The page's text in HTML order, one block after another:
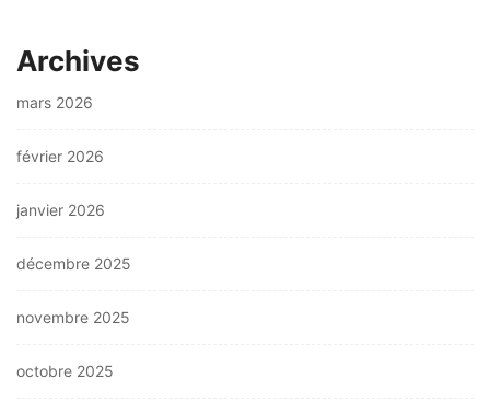
Archives
mars 2026
février 2026
janvier 2026
décembre 2025
novembre 2025
octobre 2025